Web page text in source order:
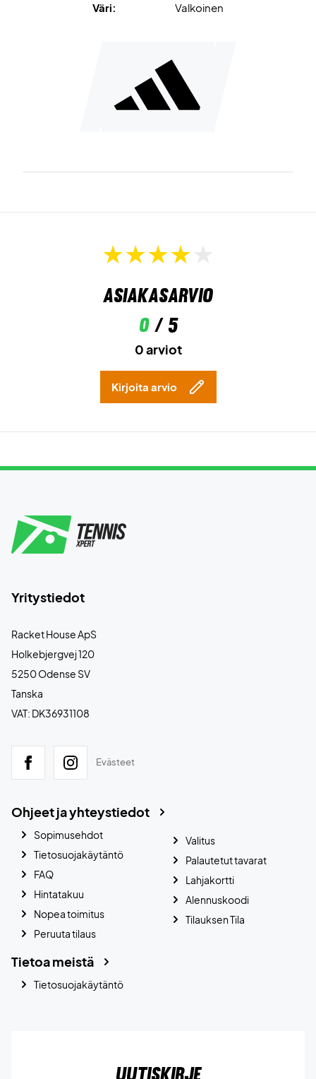
Väri:
Valkoinen
Asiakasarvio
0/ 5
0 arviot
Kirjoita arvio
Yritystiedot
Racket House ApS
Holkebjergvej 120
5250 Odense SV
Tanska
VAT: DK36931108
Evästeet
Ohjeet ja yhteystiedot
Sopimusehdot
Tietosuojakäytäntö
FAQ
Hintatakuu
Nopea toimitus
Peruuta tilaus
Valitus
Palautetut tavarat
Lahjakortti
Alennuskoodi
Tilauksen Tila
Tietoa meistä
Tietosuojakäytäntö
Uutiskirje